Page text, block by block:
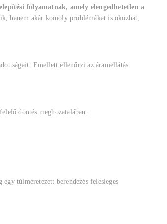
folyamatnak, amely elengedhetetlen a
hanem akár komoly problémákat is okozhat,
Emellett ellenőrzi az áramellátás
döntés meghozatalában:
túlméretezett berendezés felesleges